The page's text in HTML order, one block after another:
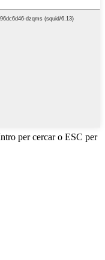
per cercar o ESC per